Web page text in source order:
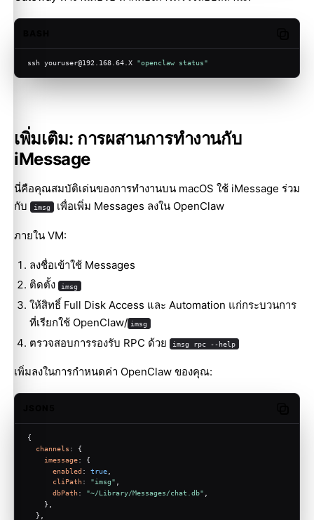
ssh youruser@192.168.64.X "openclaw status"
เพิ่มเติม: การผสานการทำงานกับ
iMessage
นี่คือคุณสมบัติเด่นของการทำงานบน macOS ใช้ iMessage ร่วม
กับ
imsg เพื่อเพิ่ม Messages ลงใน OpenClaw
ภายใน VM:
ลงชื่อเข้าใช้ Messages
ติดตั้ง
imsg
ให้สิทธิ์ Full Disk Access และ Automation แก่กระบวนการ
ที่เรียกใช้ OpenClaw/ imsg
ตรวจสอบการรองรับ RPC ด้วย imsg rpc --help
เพิ่มลงในการกำหนดค่า OpenClaw ของคุณ:
{
channels : {
imessage: {
enabled : true
cliPath: "imsg"
dbPath: "~/Library/Messages/chat.db"
    },
  },